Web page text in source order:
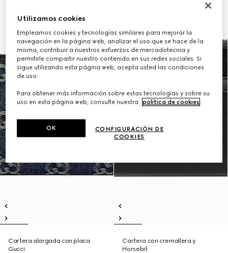
Cartera alargada con placa
Gucci
Cartera con cremallera y
Horsebit
Utilizamos cookies
Empleamos cookies y tecnologías similares para mejorar la
navegación en la página web, analizar el uso que se hace de la
misma, contribuir a nuestros esfuerzos de mercadotecnia y
permitirle compartir nuestro contenido en sus redes sociales. Si
sigue utilizando esta página web, acepta usted las condiciones
de uso.
Para obtener más información sobre estas tecnologías y sobre su
uso en esta página web, consulte nuestra
política de cookies
CONFIGURACIÓN DE
COOKIES
OK